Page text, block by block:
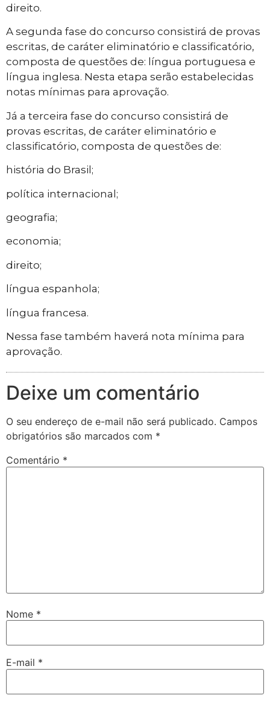
direito.
A segunda fase do concurso consistirá de provas
escritas, de caráter eliminatório e classificatório,
composta de questões de: língua portuguesa e
língua inglesa. Nesta etapa serão estabelecidas
notas mínimas para aprovação.
Já a terceira fase do concurso consistirá de
provas escritas, de caráter eliminatório e
classificatório, composta de questões de:
história do Brasil;
política internacional;
geografia;
economia;
direito;
língua espanhola;
língua francesa.
Nessa fase também haverá nota mínima para
aprovação.
Deixe um comentário
O seu endereço de e-mail não será publicado. Campos
obrigatórios são marcados com *
Comentário *
Nome *
E-mail *